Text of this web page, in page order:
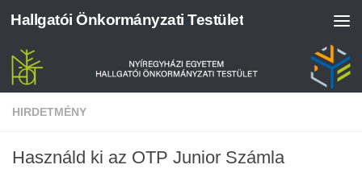
Skip to content
Hallgatói Önkormányzati Testület
HIRDETMÉNY
Használd ki az OTP Junior Számla